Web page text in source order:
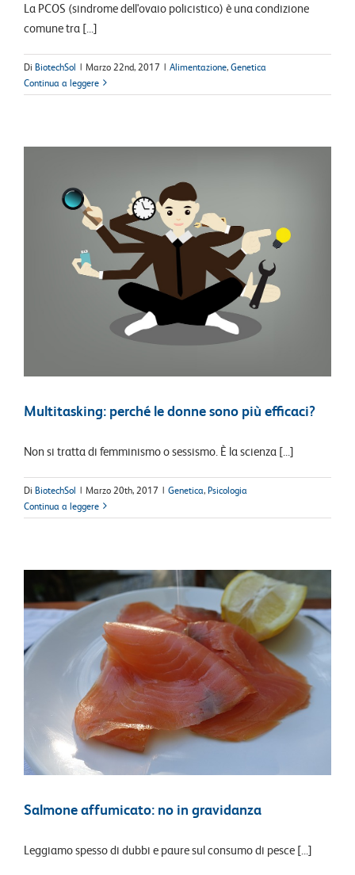
La PCOS (sindrome dell'ovaio policistico) è una condizione
comune tra [...]
Di BiotechSol | Marzo 22nd, 2017 | Alimentazione,Genetica
Continua a leggere
Multitasking: perché le donne sono più efficaci?
Non si tratta di femminismo o sessismo. È la scienza [...]
Di BiotechSol | Marzo 20th, 2017 | Genetica, Psicologia
Continua a leggere
Salmone affumicato: no in gravidanza
Leggiamo spesso di dubbi e paure sul consumo di pesce [...]